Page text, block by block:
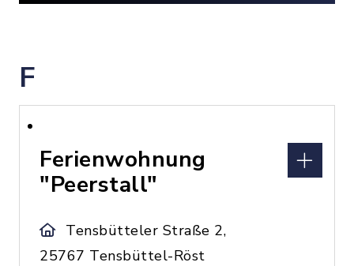
F
Ferienwohnung
"Peerstall"
Tensbütteler Straße 2,
25767 Tensbüttel-Röst